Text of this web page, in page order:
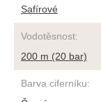
Safírové
Vodotěsnost:
200 m (20 bar)
Barva ciferníku: